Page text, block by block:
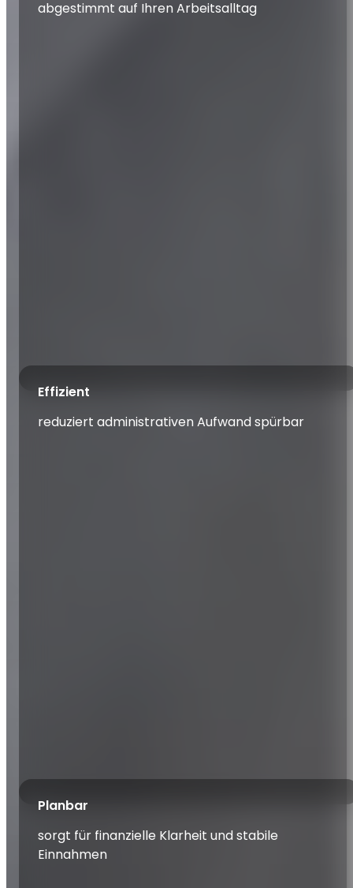
abgestimmt auf Ihren Arbeitsalltag
Effizient
reduziert administrativen Aufwand spürbar
Planbar
sorgt für finanzielle Klarheit und stabile
Einnahmen